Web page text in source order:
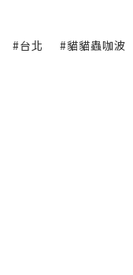
#台北 #貓貓蟲咖波